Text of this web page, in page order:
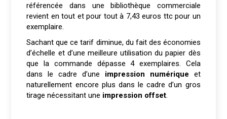
référencée dans une bibliothèque commerciale
revient en tout et pour tout à 7,43 euros ttc pour un
exemplaire.
Sachant que ce tarif diminue, du fait des économies
d’échelle et d’une meilleure utilisation du papier dès
que la commande dépasse 4 exemplaires. Cela
dans le cadre d’une impression numérique et
naturellement encore plus dans le cadre d’un gros
tirage nécessitant une impression offset.